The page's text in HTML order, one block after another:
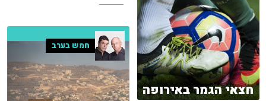
חצאי הגמר באירופה
חמש בערב